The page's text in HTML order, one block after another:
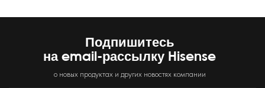
Подпишитесь
на email-рассылку Hisense
о новых продуктах и других новостях компании